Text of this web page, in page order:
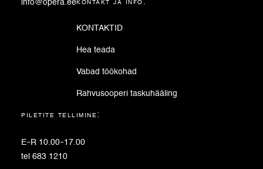
info@opera.eekontakt ja info:
KONTAKTID
Hea teada
Vabad töökohad
Rahvusooperi taskuhääling
piletite tellimine:
E–R 10.00–17.00
tel 683 1210